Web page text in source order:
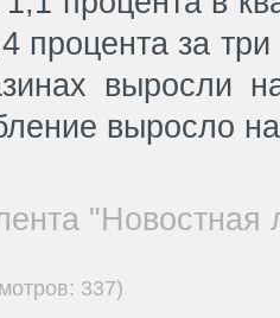
процента за
выросли
выросло
"Новостная
337)